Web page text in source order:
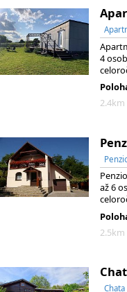
4
2.4km
až 6
2.5km
Chata